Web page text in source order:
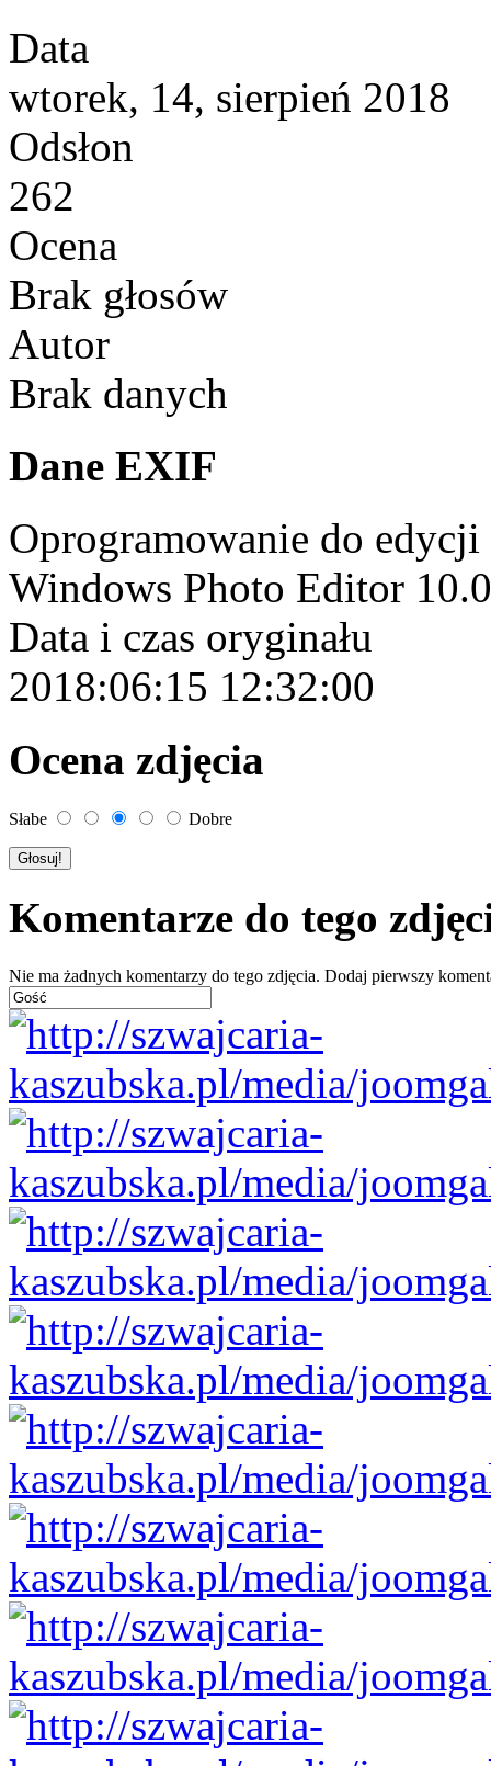
Data
wtorek, 14, sierpień 2018
Odsłon
262
Ocena
Brak głosów
Autor
Brak danych
Dane EXIF
Oprogramowanie do edycji
Windows Photo Editor
Data i czas oryginału
2018:06:15 12:32:00
Ocena zdjęcia
Słabe Dobre
Komentarze do tego
Nie ma żadnych komentarzy do tego zdjęcia. Dodaj pierwszy